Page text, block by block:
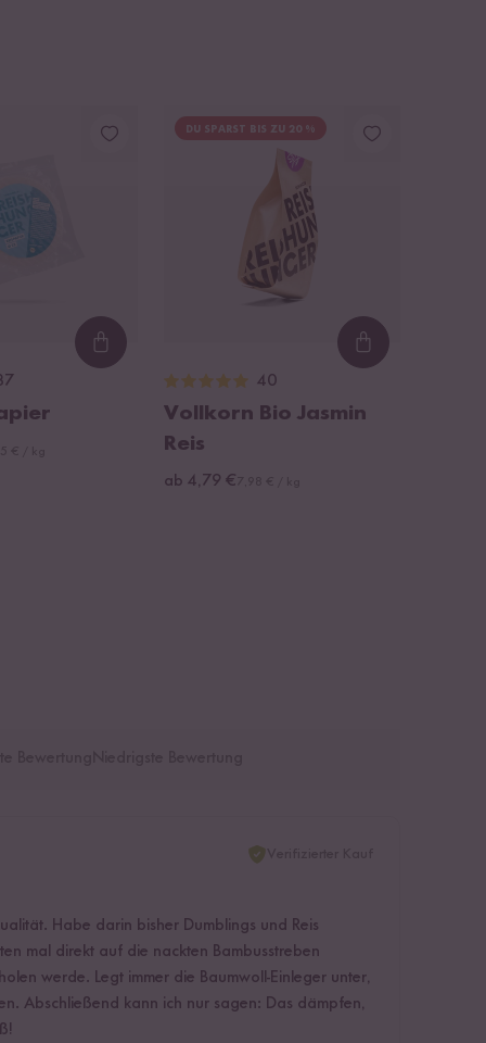
Loading...
DU SPARST BIS ZU 20 %
Loading...
40
Vollkorn Bio Jasmin
Reis
ab 4,79 €
Habe darin bisher Dumblings und Reis
mal direkt auf die nackten Bambusstreben
werde. Legt immer die Baumwoll-Einleger unter,
Abschließend kann ich nur sagen: Das dämpfen,